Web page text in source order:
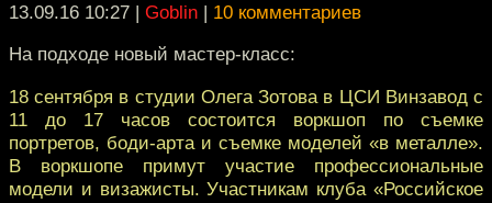
13.09.16 10:27 | Goblin | 10 комментариев
На подходе новый мастер-класс:
18 сентября в студии Олега Зотова в ЦСИ Винзавод с
11 до 17 часов состоится воркшоп по съемке
портретов, боди-арта и съемке моделей «в металле».
В воркшопе примут участие профессиональные
модели и визажисты. Участникам клуба «Российское